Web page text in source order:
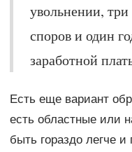
увольнении,
споров и один
заработной
Есть еще вариант
есть областные или
быть гораздо легче